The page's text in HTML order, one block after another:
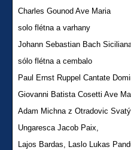
Charles Gounod Ave Maria
solo flétna a varhany
Johann Sebastian Bach
sólo flétna a cembalo
Paul Ernst Ruppel Cantate
Giovanni Batista Cosetti Ave
Adam Michna z Otradovic
Ungaresca Jacob Paix,
Lajos Bardas, Laslo Lukas